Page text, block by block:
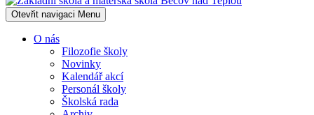
Otevřit navigaci Menu
O nás
Filozofie školy
Novinky
Kalendář akcí
Personál školy
Školská rada